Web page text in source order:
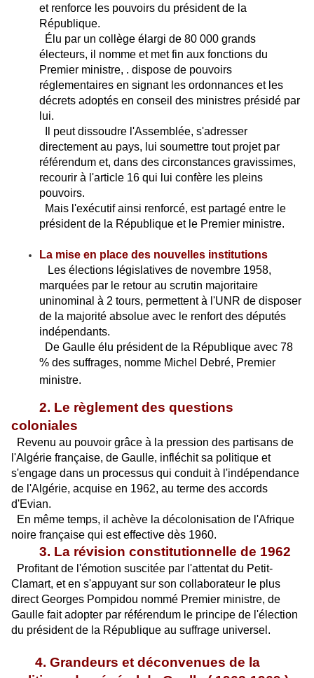
et renforce les pouvoirs du président de la
République.
Élu par un collège élargi de 80 000 grands
électeurs, il nomme et met fin aux fonctions du
Premier ministre, . dispose de pouvoirs
réglementaires en signant les ordonnances et les
décrets adoptés en conseil des ministres présidé par
lui.
Il peut dissoudre l'Assemblée, s'adresser
directement au pays, lui soumettre tout projet par
référendum et, dans des circonstances gravissimes,
recourir à l'article 16 qui lui confère les pleins
pouvoirs.
Mais l'exécutif ainsi renforcé, est partagé entre le
président de la République et le Premier ministre.
La mise en place des nouvelles institutions
Les élections législatives de novembre 1958,
marquées par le retour au scrutin majoritaire
uninominal à 2 tours, permettent à l'UNR de disposer
de la majorité absolue avec le renfort des députés
indépendants.
De Gaulle élu président de la République avec 78
% des suffrages, nomme Michel Debré, Premier
ministre.
2. Le règlement des questions
coloniales
Revenu au pouvoir grâce à la pression des partisans de
l'Algérie française, de Gaulle, infléchit sa politique et
s'engage dans un processus qui conduit à l'indépendance
de l'Algérie, acquise en 1962, au terme des accords
d'Evian.
En même temps, il achève la décolonisation de l'Afrique
noire française qui est effective dès 1960.
3. La révision constitutionnelle de 1962
Profitant de l'émotion suscitée par l'attentat du Petit-
Clamart, et en s'appuyant sur son collaborateur le plus
direct Georges Pompidou nommé Premier ministre, de
Gaulle fait adopter par référendum le principe de l'élection
du président de la République au suffrage universel.
4. Grandeurs et déconvenues de la